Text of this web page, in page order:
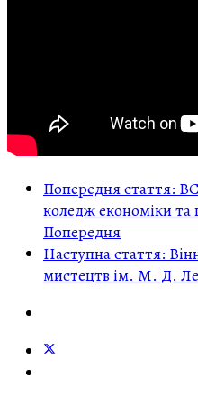
Попередня стаття:
коледж економіки
Попередня
Наступна стаття:
мистецтв ім. М. Д.